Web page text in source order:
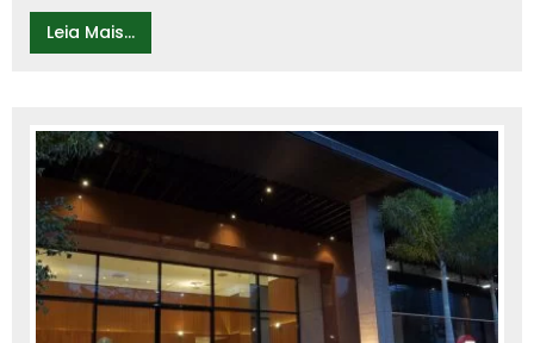
Leia Mais...